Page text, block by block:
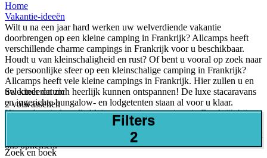
Home
Vakantie-ideeën
Wilt u na een jaar hard werken uw welverdiende vakantie
doorbrengen op een kleine camping in Frankrijk? Allcamps heeft
verschillende charme campings in Frankrijk voor u beschikbaar.
Houdt u van kleinschaligheid en rust? Of bent u vooral op zoek naar
de persoonlijke sfeer op een kleinschalige camping in Frankrijk?
Allcamps heeft vele kleine campings in Frankrijk. Hier zullen u en
uw kinderen zich heerlijk kunnen ontspannen! De luxe stacaravans
en ingerichte bungalow- en lodgetenten staan al voor u klaar.
Hieronder vindt u alle kleine en rustige campings in Frankrijk bij
elkaar. Staat de rustieke camping naar uw voorkeur er niet bij, kijkt
u dan even verder op de site. Natuurlijk kunt u ook altijd contact met
ons opnemen.
Selecteer datum
2 volwassenen
Filters
2
Zoek en boek